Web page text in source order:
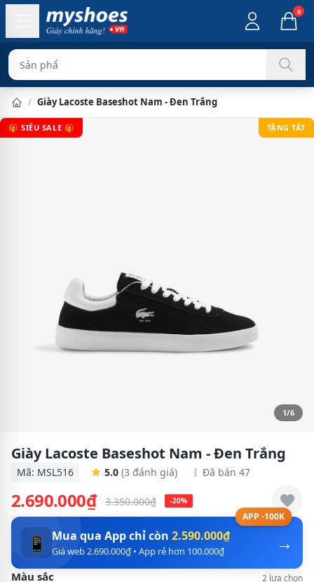
0
Sản phẩm chính hã
/ Giày Lacoste Baseshot Nam - Đen Trắng
🎁 SIÊU SALE 🎁 TẶNG TẤT
1/6
Giày Lacoste Baseshot Nam - Đen Trắng
Mã: MSL516 5.0 (3 đánh giá) Đã bán 47
2.690.000₫ 3.350.000₫ -20%
APP -100K
→
📱 Mua qua App chỉ còn 2.590.000₫
Giá web 2.690.000₫ • App rẻ hơn 100.000₫
Màu sắc 2 lựa chọn